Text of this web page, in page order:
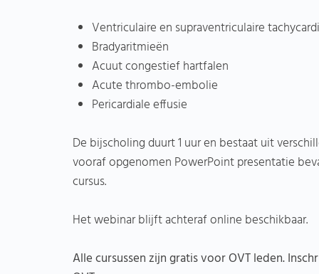
Ventriculaire en supraventriculaire
Bradyaritmieën
Acuut congestief hartfalen
Acute thrombo-embolie
Pericardiale effusie
De bijscholing duurt 1 uur en bestaat uit
vooraf opgenomen PowerPoint presentatie
cursus.
Het webinar blijft achteraf online beschikbaar.
Alle cursussen zijn gratis voor OVT leden.